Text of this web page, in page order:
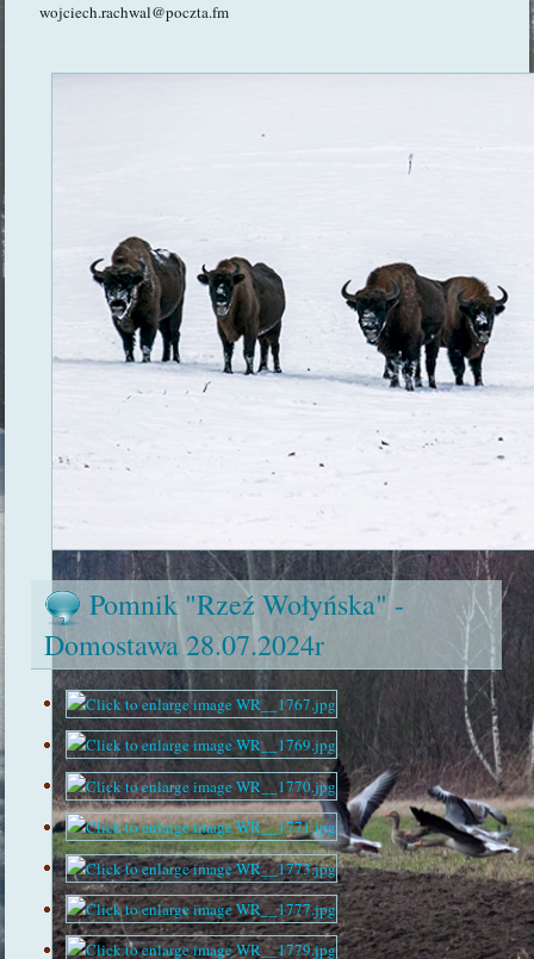
wojciech.rachwal@poczta.fm
Pomnik "Rzeź Wołyńska" -
Domostawa 28.07.2024r